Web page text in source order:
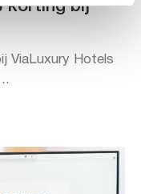
korting bij
ViaLuxury Hotels